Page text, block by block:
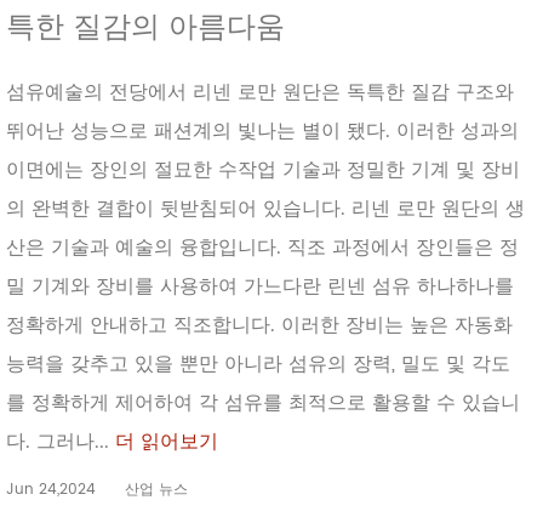
특한 질감의 아름다움
섬유예술의 전당에서 리넨 로만 원단은 독특한 질감 구조와
뛰어난 성능으로 패션계의 빛나는 별이 됐다. 이러한 성과의
이면에는 장인의 절묘한 수작업 기술과 정밀한 기계 및 장비
의 완벽한 결합이 뒷받침되어 있습니다. 리넨 로만 원단의 생
산은 기술과 예술의 융합입니다. 직조 과정에서 장인들은 정
밀 기계와 장비를 사용하여 가느다란 린넨 섬유 하나하나를
정확하게 안내하고 직조합니다. 이러한 장비는 높은 자동화
능력을 갖추고 있을 뿐만 아니라 섬유의 장력, 밀도 및 각도
를 정확하게 제어하여 각 섬유를 최적으로 활용할 수 있습니
다. 그러나... 더 읽어보기
Jun 24,2024 산업 뉴스